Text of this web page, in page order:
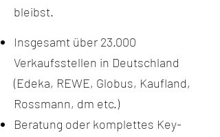
bleibst.
Insgesamt über 23.000
Verkaufsstellen in Deutschland
(Edeka, REWE, Globus, Kaufland,
Rossmann, dm etc.)
Beratung oder komplettes Key-